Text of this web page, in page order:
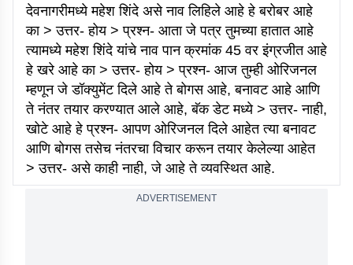
देवनागरीमध्ये महेश शिंदे असे नाव लिहिले आहे हे बरोबर आहे
का > उत्तर- होय > प्रश्न- आता जे पत्र तुमच्या हातात आहे
त्यामध्ये महेश शिंदे यांचे नाव पान क्रमांक 45 वर इंग्रजीत आहे
हे खरे आहे का > उत्तर- होय > प्रश्न- आज तुम्ही ओरिजनल
म्हणून जे डॉक्युमेंट दिले आहे ते बोगस आहे, बनावट आहे आणि
ते नंतर तयार करण्यात आले आहे, बॅक डेट मध्ये > उत्तर- नाही,
खोटे आहे हे प्रश्न- आपण ओरिजनल दिले आहेत त्या बनावट
आणि बोगस तसेच नंतरचा विचार करून तयार केलेल्या आहेत
> उत्तर- असे काही नाही, जे आहे ते व्यवस्थित आहे.
ADVERTISEMENT